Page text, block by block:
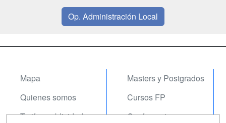
Op. Administración Local
Mapa
Quienes somos
Tarifas publicidad
Masters y Postgrados
Cursos FP
Conferencias